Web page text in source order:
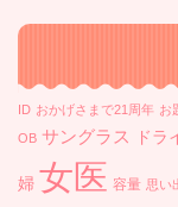
ブ
ID おかげさまで21周年 お
OB サングラス ドラ
婦 女医 容量 思い